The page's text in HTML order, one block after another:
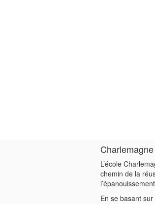
Charlemagne
L’école
chemin de la
En se basant